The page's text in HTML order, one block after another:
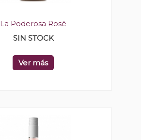
La Poderosa Rosé
SIN STOCK
Ver más